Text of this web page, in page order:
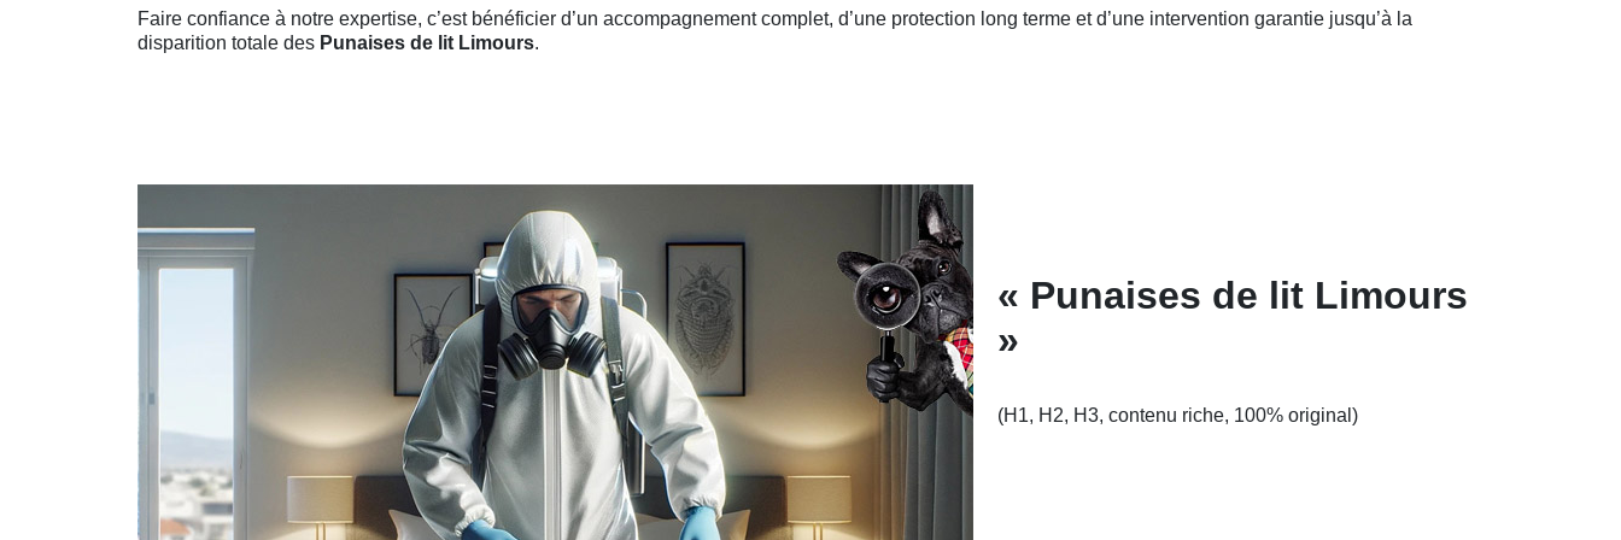
Faire confiance à notre expertise, c’est bénéficier d’un accompagnement complet, d’une protection long terme et d’une intervention garantie jusqu’à la
disparition totale des Punaises de lit Limours.
« Punaises de lit Limours
»
(H1, H2, H3, contenu riche, 100% original)